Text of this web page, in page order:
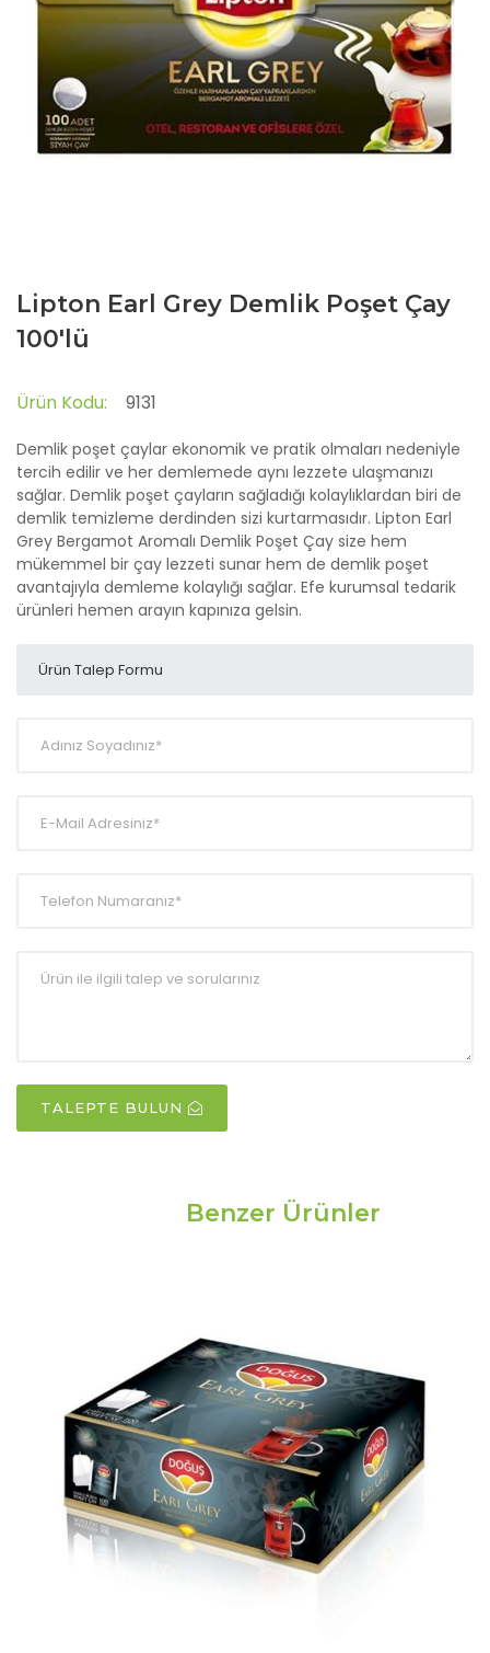
Lipton Earl Grey Demlik Poşet Çay
100'lü
Ürün Kodu: 9131
Demlik poşet çaylar ekonomik ve pratik olmaları nedeniyle
tercih edilir ve her demlemede aynı lezzete ulaşmanızı
sağlar. Demlik poşet çayların sağladığı kolaylıklardan biri de
demlik temizleme derdinden sizi kurtarmasıdır. Lipton Earl
Grey Bergamot Aromalı Demlik Poşet Çay size hem
mükemmel bir çay lezzeti sunar hem de demlik poşet
avantajıyla demleme kolaylığı sağlar. Efe kurumsal tedarik
ürünleri hemen arayın kapınıza gelsin.
TALEPTE BULUN
Benzer Ürünler